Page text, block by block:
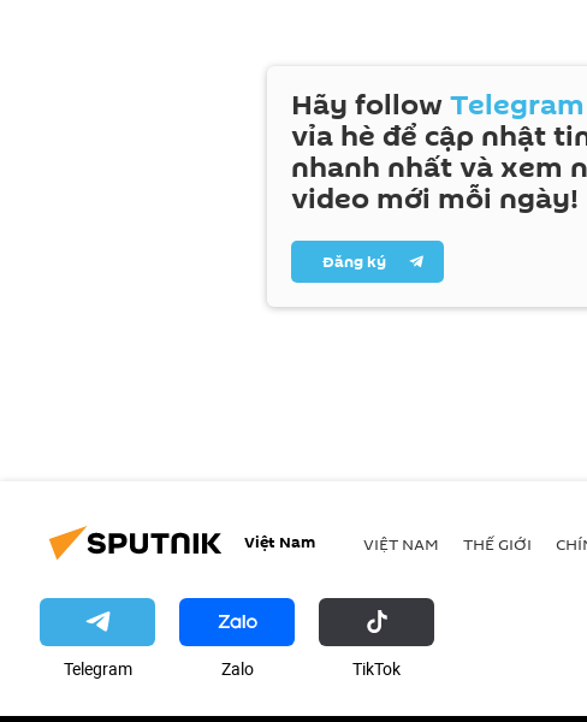
Hãy followTelegram
vỉa hè để cập nhật
nhanh nhất và xem
video mới mỗi ngày!
Đăng ký
Việt Nam VIỆT NAM THẾ GIỚI
Telegram Zalo ТikТоk